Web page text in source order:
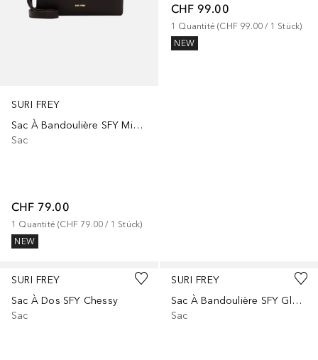
SURI FREY
Sac À Bandoulière SFY Mimmy
Sac
CHF 79.00
1 Quantité (CHF 79.00 / 1 Stück)
NEW
CHF 99.00
1 Quantité (CHF 99.00 / 1 Stück)
NEW
SURI FREY
Sac À Dos SFY Chessy
Sac
SURI FREY
Sac À Bandoulière SFY Glory
Sac